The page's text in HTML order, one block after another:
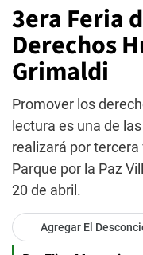
3era Feria
Derechos
Grimaldi
Promover los
lectura es una de
realizará por
Parque por la Paz
20 de abril.
Agregar El